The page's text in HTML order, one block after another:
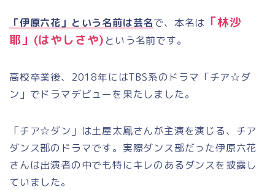
「伊原六花」という名前は芸名で、本名は 「林沙
耶」 (はやしさや)という名前です。
高校卒業後、 2018年にはTBS系のドラマ「チア☆ダ
ン」でドラマデビューを果たしました。
「チア☆ダン」は土屋太鳳さんが主演を演じる、チア
ダンス部のドラマです。実際ダンス部だった伊原六花
さんは出演者の中でも特にキレのあるダンスを披露し
ていました。